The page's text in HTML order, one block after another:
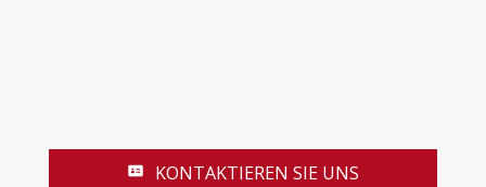
KONTAKTIEREN SIE UNS